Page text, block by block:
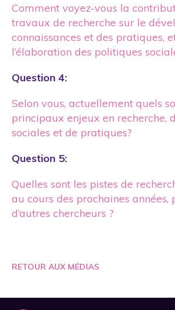
Comment voyez-vous la
travaux de recherche sur le
connaissances et des pratiques,
l’élaboration des politiques
Question 4:
Selon vous, actuellement quels
principaux enjeux en recherche,
sociales et de pratiques?
Question 5:
Quelles sont les pistes de
au cours des prochaines années,
d’autres chercheurs ?
RETOUR AUX MÉDIAS